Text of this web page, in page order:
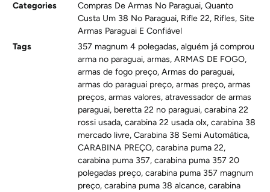
Categories
Compras De Armas No Paraguai,Quanto
Custa Um 38 No Paraguai, Rifle 22, Rifles, Site
Armas Paraguai E Confiável
Tags
357 magnum 4 polegadas,alguém já comprou
arma no paraguai,armas,ARMAS DE FOGO,
armas de fogo preço,Armas do paraguai,
armas do paraguai preço,armas preço,armas
preços,armas valores,atravessador de armas
paraguai, beretta 22 no paraguai,carabina 22
rossi usada,carabina 22 usada olx,carabina 38
mercado livre,Carabina 38 Semi Automática,
CARABINA PREÇO,carabina puma 22,
carabina puma 357,carabina puma 357 20
polegadas preço,carabina puma 357 magnum
preço,carabina puma 38 alcance,carabina